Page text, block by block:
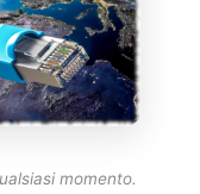
momento.